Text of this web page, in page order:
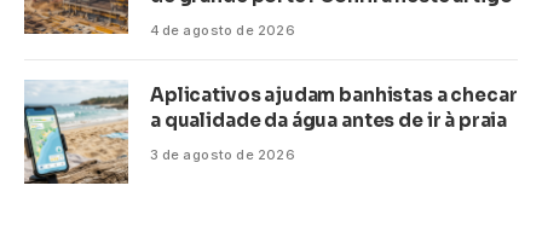
4 de agosto de 2026
Aplicativos ajudam banhistas a checar
a qualidade da água antes de ir à praia
3 de agosto de 2026